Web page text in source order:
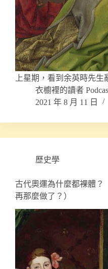
上星期，看到余英時先
衣櫥裡的讀者
2021 年 8 月 11 日
歷史學
古代奧運為什麼都裸體？
再那麼做了？）